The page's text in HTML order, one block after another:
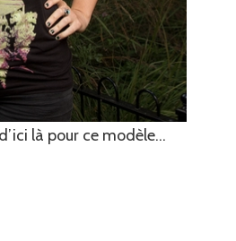
là pour ce modèle…